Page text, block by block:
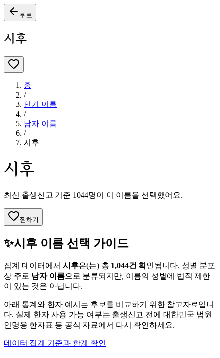
뒤로
시후
홈
/
인기 이름
/
남자 이름
/
시후
시후
최신 출생신고 기준 1044명이 이 이름을 선택했어요.
찜하기
✨시후 이름 선택 가이드
집계 데이터에서 시후은(는) 총 1,044건 확인됩니다. 성별 분포
상 주로 남자이름으로 분류되지만, 이름의 성별에 법적 제한
이 있는 것은 아닙니다.
아래 통계와 한자 예시는 후보를 비교하기 위한 참고자료입니
다. 실제 한자 사용 가능 여부는 출생신고 전에 대한민국 법원
인명용 한자표 등 공식 자료에서 다시 확인하세요.
데이터 집계 기준과 한계 확인